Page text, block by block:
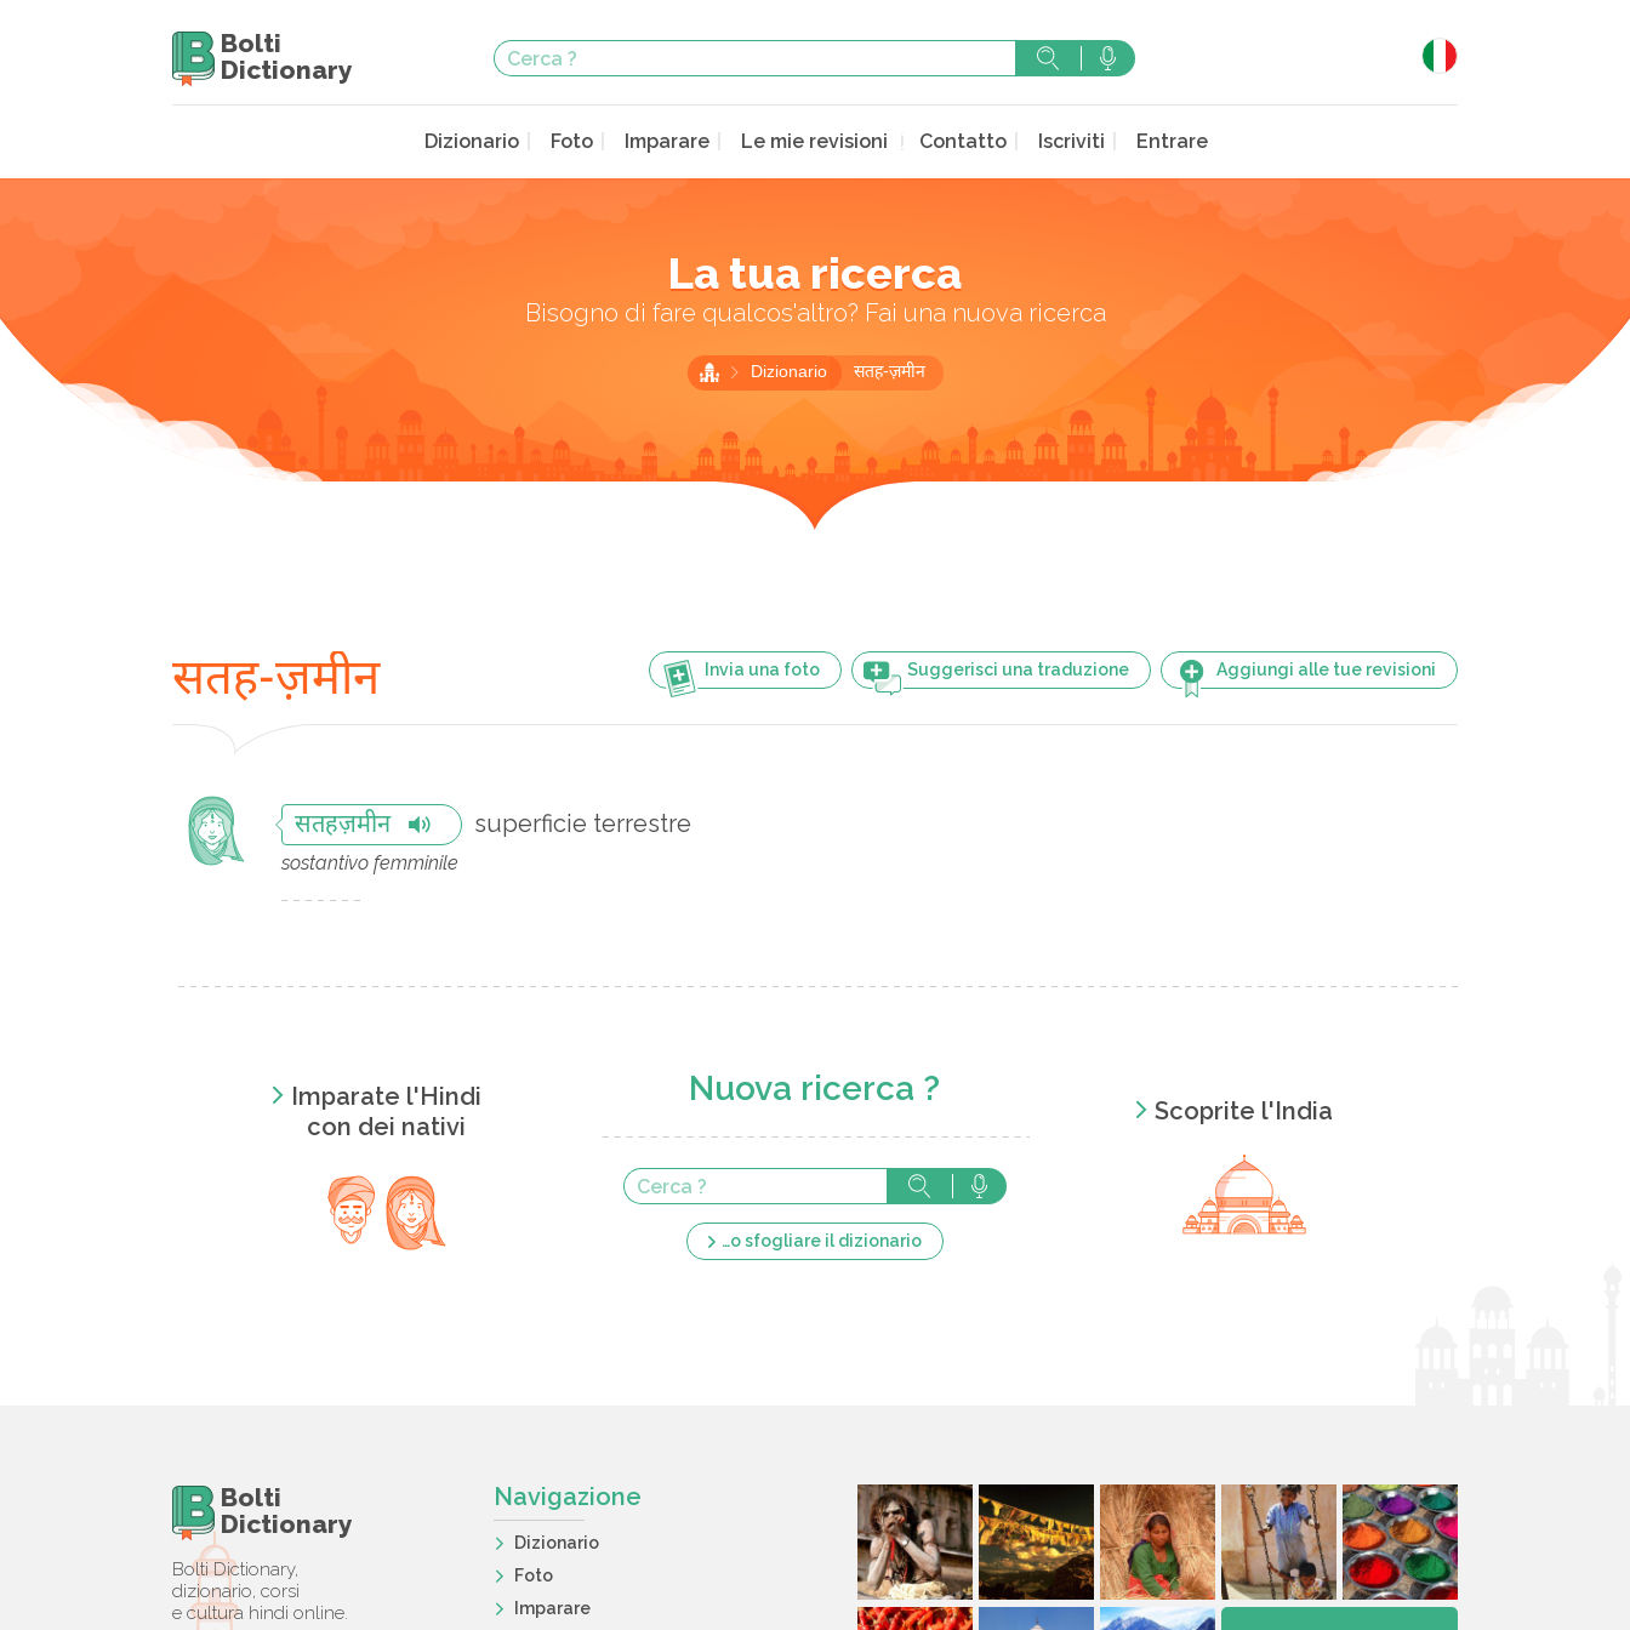
Bolti
Dictionary
Dizionario Foto Imparare Le mie revisioni Contatto Iscriviti Entrare
La tua ricerca
Bisogno di fare qualcos'altro? Fai una nuova ricerca
Dizionario सतह-ज़मीन
Invia una foto Suggerisci una traduzione Aggiungi alle tue revisioni
सतह-ज़मीन
सतहज़मीन superficie terrestre
sostantivo femminile
Imparate l'Hindi
con dei nativi
Nuova ricerca ?
…o sfogliare il dizionario
Scoprite l'India
Bolti
Dictionary
Bolti Dictionary,
dizionario, corsi
e cultura hindi online.
Navigazione
Dizionario
Foto
Imparare